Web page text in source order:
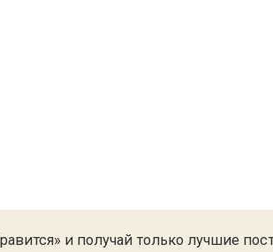
и получай только лучшие